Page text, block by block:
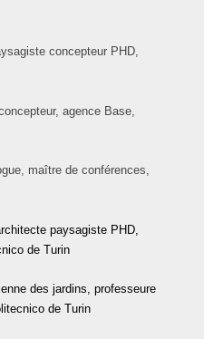
concepteur PHD,
agence Base,
maître de conférences,
paysagiste PHD,
de Turin
des jardins, professeure
de Turin